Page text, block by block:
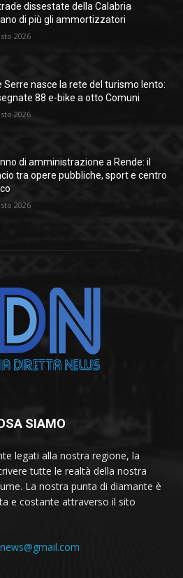
dissestate della Calabria
di più gli ammortizzatori
2026
Serre nasce la rete del turismo lento:
88 e-bike a otto Comuni
2026
di amministrazione a Rende: il
tra opere pubbliche, sport e centro
2026
SIAMO
legati alla nostra regione, la
tutte le realtà della nostra
La nostra punta di diamante è
e costante attraverso il sito